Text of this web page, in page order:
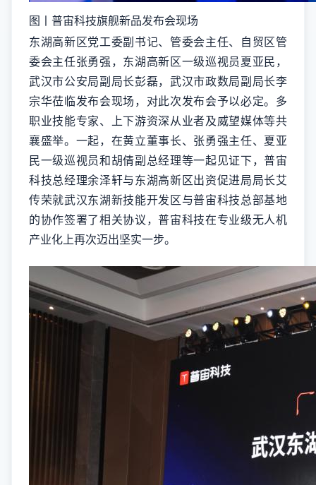
图丨普宙科技旗舰新品发布会现场
东湖高新区党工委副书记、管委会主任、自贸区管
委会主任张勇强，东湖高新区一级巡视员夏亚民，
武汉市公安局副局长彭磊，武汉市政数局副局长李
宗华莅临发布会现场，对此次发布会予以必定。多
职业技能专家、上下游资深从业者及威望媒体等共
襄盛举。一起，在黄立董事长、张勇强主任、夏亚
民一级巡视员和胡倩副总经理等一起见证下，普宙
科技总经理余泽轩与东湖高新区出资促进局局长艾
传荣就武汉东湖新技能开发区与普宙科技总部基地
的协作签署了相关协议，普宙科技在专业级无人机
产业化上再次迈出坚实一步。